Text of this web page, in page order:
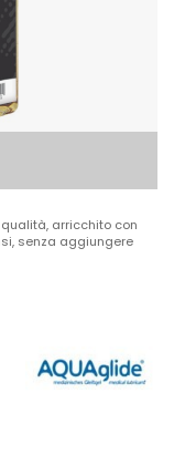
arricchito con
senza aggiungere